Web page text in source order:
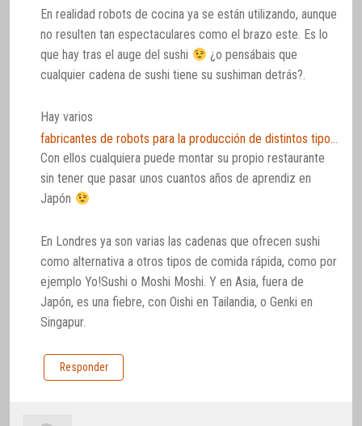
En realidad robots de cocina ya se están utilizando, aunque
no resulten tan espectaculares como el brazo este. Es lo
que hay tras el auge del sushi
¿o pensábais que
cualquier cadena de sushi tiene su sushiman detrás?.
Hay varios
fabricantes de robots para la producción de distintos tipos de sushi, makis, nigiris, etc…
Con ellos cualquiera puede montar su propio restaurante
sin tener que pasar unos cuantos años de aprendiz en
Japón
En Londres ya son varias las cadenas que ofrecen sushi
como alternativa a otros tipos de comida rápida, como por
ejemplo Yo!Sushi o Moshi Moshi. Y en Asia, fuera de
Japón, es una fiebre, con Oishi en Tailandia, o Genki en
Singapur.
Responder